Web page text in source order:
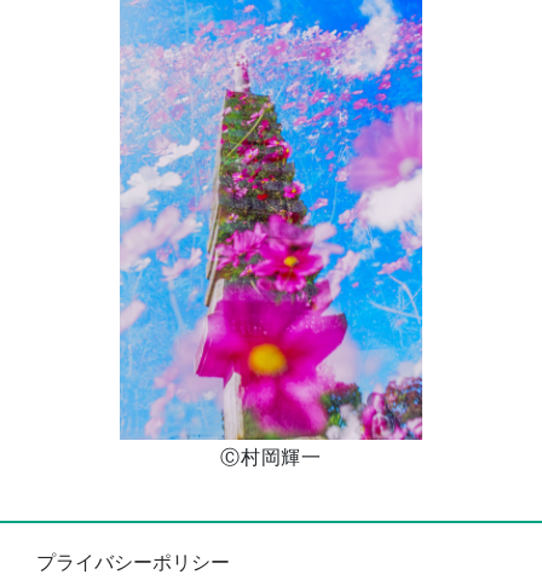
Ⓒ村岡輝一
プライバシーポリシー